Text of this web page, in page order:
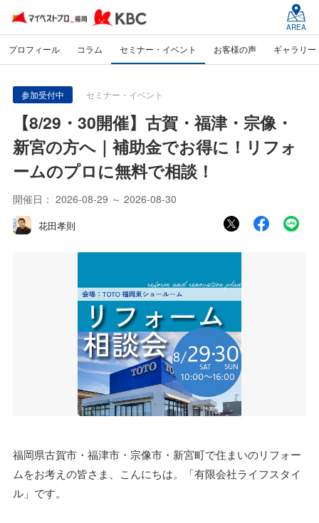
AREA
プロフィール コラム セミナー・イベント お客様の声 ギャラリー
参加受付中 セミナー・イベント
【8/29・30開催】古賀・福津・宗像・
新宮の方へ｜補助金でお得に！リフォ
ームのプロに無料で相談！
開催日： 2026-08-29 ～ 2026-08-30
花田孝則
福岡県古賀市・福津市・宗像市・新宮町で住まいのリフォー
ムをお考えの皆さま、こんにちは。「有限会社ライフスタイ
ル」です。